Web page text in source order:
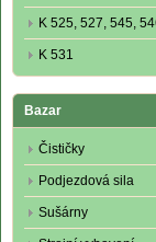
K 525, 527, 545,
K 531
Bazar
Čističky
Podjezdová sila
Sušárny